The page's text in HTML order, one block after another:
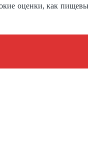
оценки, как